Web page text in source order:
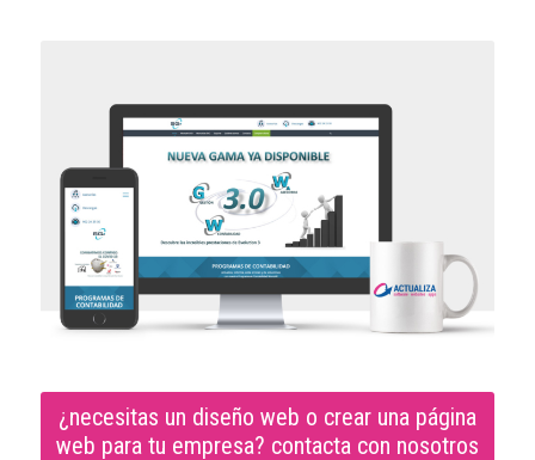
¿necesitas un diseño web o crear una página
web para tu empresa? contacta con nosotros